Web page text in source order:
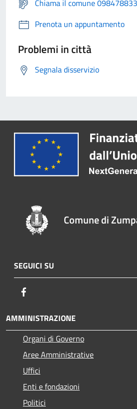
Chiama il comune
Prenota un appuntamento
Problemi in città
Segnala disservizio
Comune di
SEGUICI SU
AMMINISTRAZIONE
Organi di Governo
Aree Amministrative
Uffici
Enti e fondazioni
Politici